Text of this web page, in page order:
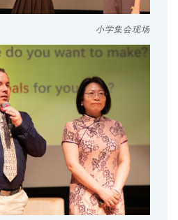
小学集会现场